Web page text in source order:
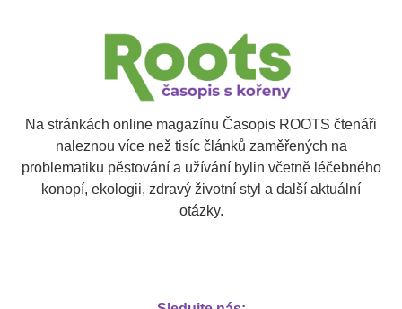
Na stránkách online magazínu Časopis ROOTS čtenáři
naleznou více než tisíc článků zaměřených na
problematiku pěstování a užívání bylin včetně léčebného
konopí, ekologii, zdravý životní styl a další aktuální
otázky.